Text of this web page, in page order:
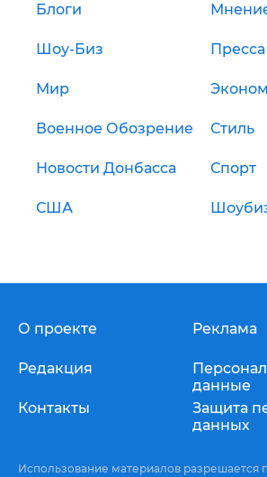
Блоги
Шоу-Биз Пресса
Мир
Военное Обозрение Стиль
Новости Донбасса Спорт
США
О проекте
Редакция
Контакты
Реклама
данные
Защита
данных
Использование материалов разрешается